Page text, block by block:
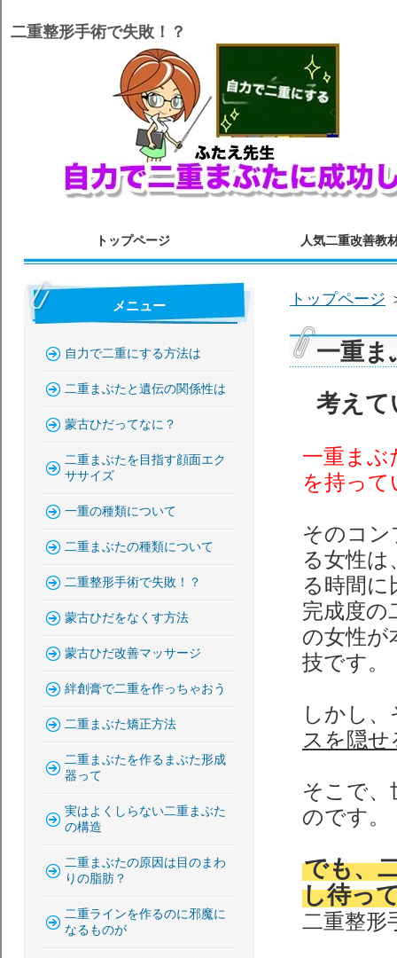
二重整形手術で失敗！？
トップページ
一重ま
考え
一重まぶ
を持っ
そのコ
る女性
る時間
完成度の
の女性が
技です。
しかし
スを隠
そこで、
のです。
でも、
し待っ
二重整形
メニュー
自力で二重にする方法は
二重まぶたと遺伝の関係性は
蒙古ひだってなに？
二重まぶたを目指す顔面エク
ササイズ
一重の種類について
二重まぶたの種類について
二重整形手術で失敗！？
蒙古ひだをなくす方法
蒙古ひだ改善マッサージ
絆創膏で二重を作っちゃおう
二重まぶた矯正方法
二重まぶたを作るまぶた形成
器って
実はよくしらない二重まぶた
の構造
二重まぶたの原因は目のまわ
りの脂肪？
二重ラインを作るのに邪魔に
なるものが
トップページ 人気二重改善教